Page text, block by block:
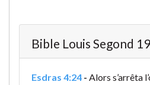
Bible Louis Segond
Esdras 4:24 - Alors s’arrêta